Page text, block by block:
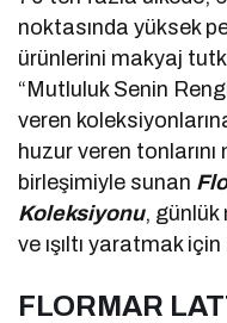
noktasında yüksek
ürünlerini makyaj
“Mutluluk Senin
veren
huzur veren
birleşimiyle sunan
Koleksiyonu, günlük
ve ışıltı yaratmak
FLORMAR